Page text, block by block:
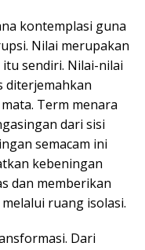
kontemplasi guna
Nilai merupakan
sendiri. Nilai-nilai
diterjemahkan
Term menara
dari sisi
semacam ini
kebeningan
dan memberikan
ruang isolasi.
Dari